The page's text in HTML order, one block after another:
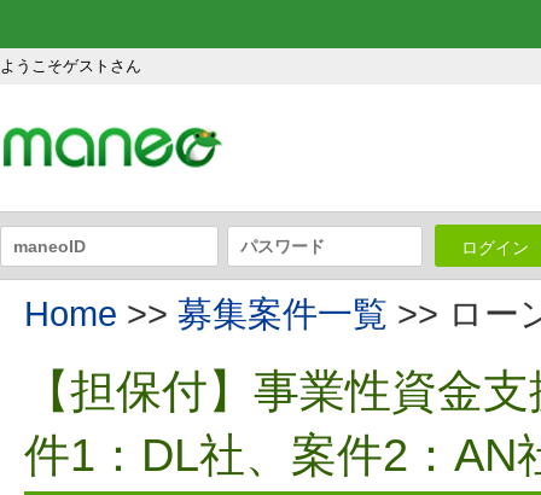
ようこそゲストさん
ログイン
Home >> 募集案件一覧 >> ロー
【担保付】事業性資金
件1：DL社、案件2：AN